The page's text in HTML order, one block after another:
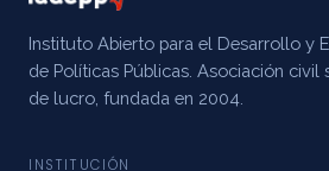
Instituto Abierto para el Desarrollo y
de Políticas Públicas. Asociación civil
de lucro, fundada en 2004.
INSTITUCIÓN